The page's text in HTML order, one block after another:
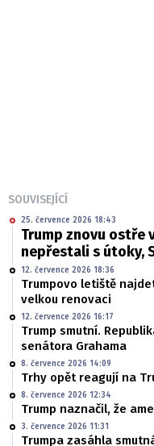
SOUVISEJÍCÍ
25. července 2026 18:43
Trump znovu ostře
nepřestali s útoky,
12. července 2026 18:36
Trumpovo letiště
velkou renovaci
12. července 2026 16:17
Trump smutní.
senátora Grahama
8. července 2026 14:09
Trhy opět reagují na
8. července 2026 12:34
Trump naznačil, že
3. července 2026 11:31
Trumpa zasáhla